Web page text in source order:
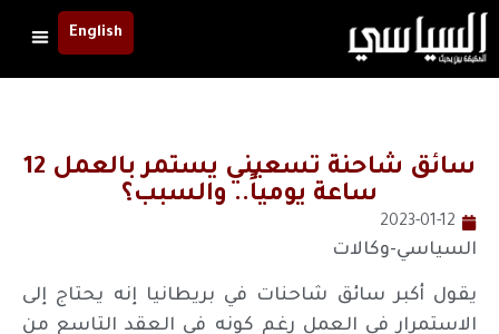
English
سائق شاحنة تسعيني يستمر بالعمل 12
ساعة يومياً.. والسبب؟
2023-01-12
السياسي-وكالات
يقول أكبر سائق شاحنات في بريطانيا إنه يحتاج إلى
الاستمرار في العمل رغم كونه في العقد التاسع من